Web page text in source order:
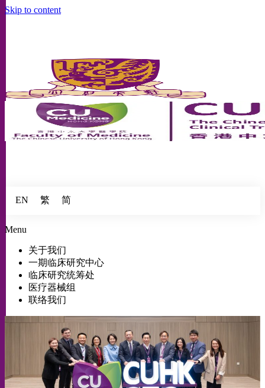
Skip to content
EN 繁 简
Menu
关于我们
一期临床研究中心
临床研究统筹处
医疗器械组
联络我们